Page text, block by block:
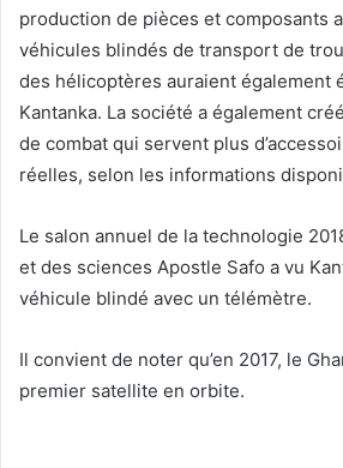
production de pièces et composants
véhicules blindés de transport de
des hélicoptères auraient également
Kantanka. La société a également
de combat qui servent plus
réelles, selon les informations
Le salon annuel de la technologie
et des sciences Apostle Safo a vu
véhicule blindé avec un télémètre.
Il convient de noter qu’en 2017, le
premier satellite en orbite.